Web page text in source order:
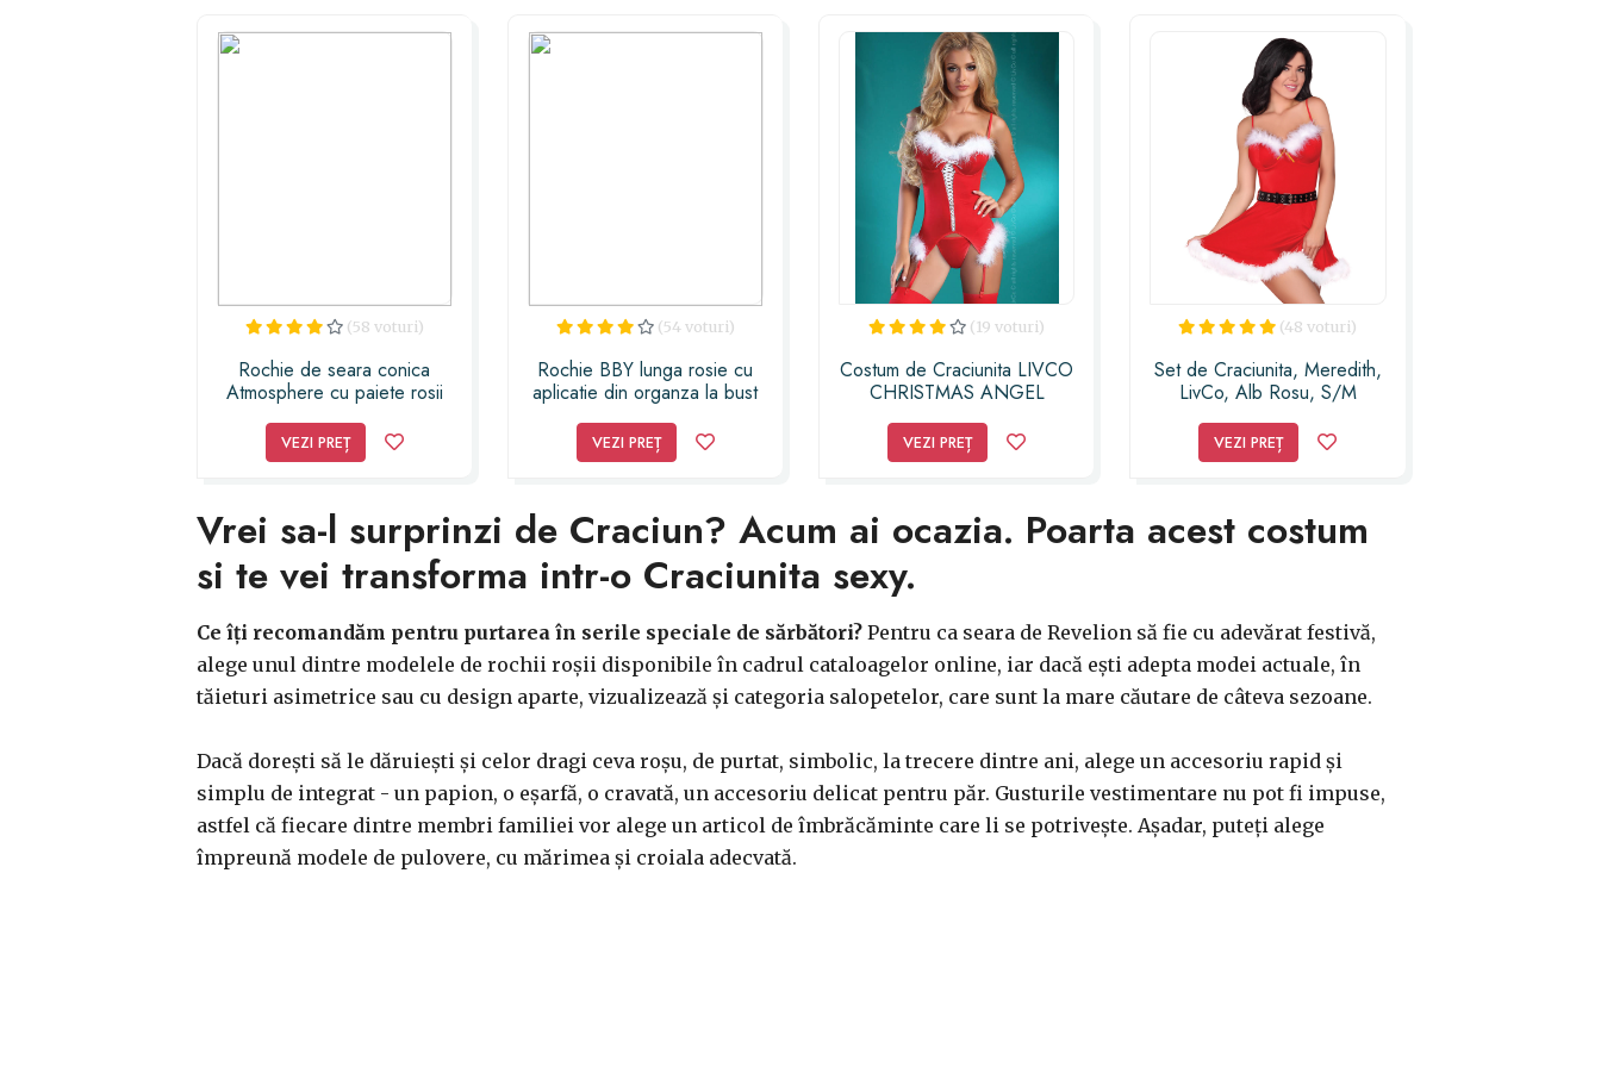
(58 voturi)
Rochie de seara conica
Atmosphere cu paiete rosii
VEZI PREȚ
(54 voturi)
Rochie BBY lunga rosie cu
aplicatie din organza la bust
VEZI PREȚ
(19 voturi)
Costum de Craciunita LIVCO
CHRISTMAS ANGEL
VEZI PREȚ
(48 voturi)
Set de Craciunita, Meredith,
LivCo, Alb Rosu, S/M
VEZI PREȚ
Vrei sa-l surprinzi de Craciun? Acum ai ocazia. Poarta acest costum
si te vei transforma intr-o Craciunita sexy.
Ce îți recomandăm pentru purtarea în serile speciale de sărbători?Pentru ca seara de Revelion să fie cu adevărat festivă,
alege unul dintre modelele de rochii roșii disponibile în cadrul cataloagelor online, iar dacă ești adepta modei actuale, în
tăieturi asimetrice sau cu design aparte, vizualizează și categoria salopetelor, care sunt la mare căutare de câteva sezoane.
Dacă dorești să le dăruiești și celor dragi ceva roșu, de purtat, simbolic, la trecere dintre ani, alege un accesoriu rapid și
simplu de integrat - un papion, o eșarfă, o cravată, un accesoriu delicat pentru păr. Gusturile vestimentare nu pot fi impuse,
astfel că fiecare dintre membri familiei vor alege un articol de îmbrăcăminte care li se potrivește. Așadar, puteți alege
împreună modele de pulovere, cu mărimea și croiala adecvată.